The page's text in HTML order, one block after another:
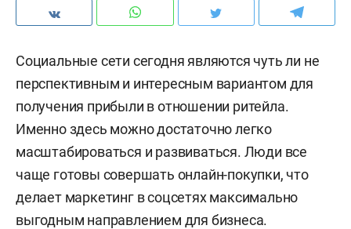
Социальные сети сегодня являются чуть ли не
перспективным и интересным вариантом для
получения прибыли в отношении ритейла.
Именно здесь можно достаточно легко
масштабироваться и развиваться. Люди все
чаще готовы совершать онлайн-покупки, что
делает маркетинг в соцсетях максимально
выгодным направлением для бизнеса.